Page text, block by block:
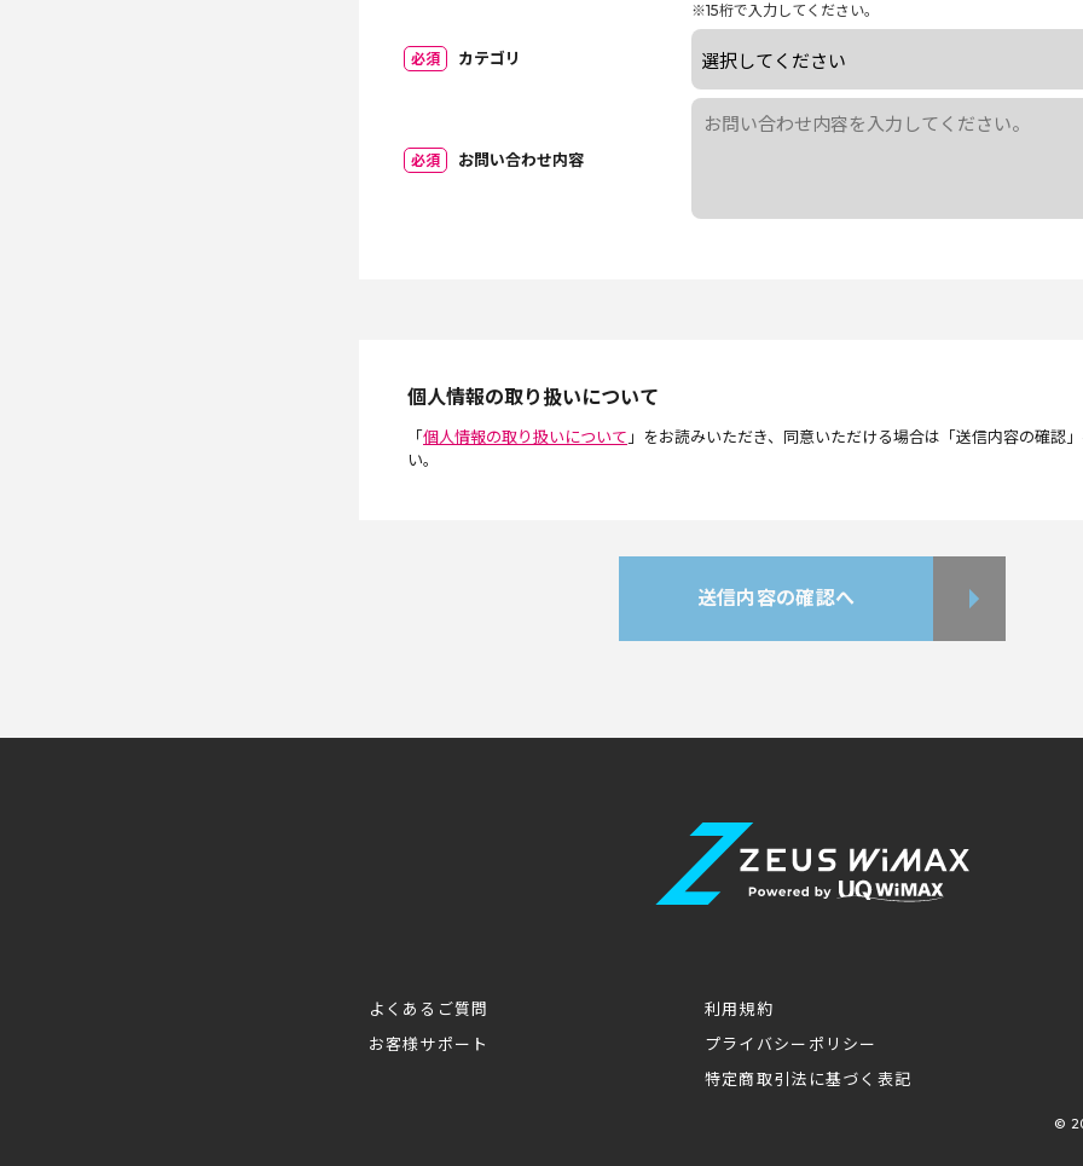
※15桁で入力してください。
必須 カテゴリ
必須 お問い合わせ内容
個人情報の取り扱いについて
「個人情報の取り扱いについて 」をお読みいただき、同意いただける場合は「送信内容の確認
い。
送信内容の確認へ
よくあるご質問
お客様サポート
利用規約
プライバシーポリシー
特定商取引法に基づく表記
©